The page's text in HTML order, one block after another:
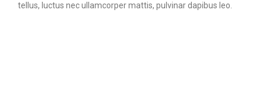
tellus, luctus nec ullamcorper mattis, pulvinar dapibus leo.